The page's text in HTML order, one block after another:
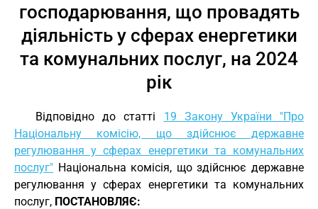
господарювання, що провадять
діяльність у сферах енергетики
та комунальних послуг, на 2024
рік
Відповідно до статті 19 Закону України "Про
Національну комісію, що здійснює державне
регулювання у сферах енергетики та комунальних
послуг" Національна комісія, що здійснює державне
регулювання у сферах енергетики та комунальних
послуг, ПОСТАНОВЛЯЄ: